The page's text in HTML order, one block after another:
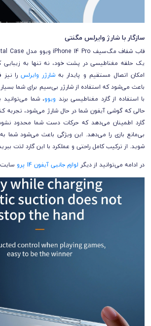
سازگار با شارژ وایرلس مگنتی
یک حلقه مغناطیسی در پشت خود، نه تنها به زیبایی
امکان اتصال مستقیم و پایدار به شارژر وایرلس را
باعث می‌شود که استفاده از شارژر بی‌سیم برای شما
با استفاده از گارد مغناطیسی برند ویوو، شما می‌توانید
حالی که گوشی آیفون شما در حال شارژ می‌شود، تجربه
گارد اطمینان می‌دهد که حرکات دست شما محدود
بی‌مانع بازی را می‌دهد. این ویژگی باعث می‌شود شما به
شوید. از ترکیب کامل راحتی و عملکرد با این گارد لذت
در ادامه می‌توانید از دیگر لوازم جانبی آیفون 14 پرو سایت